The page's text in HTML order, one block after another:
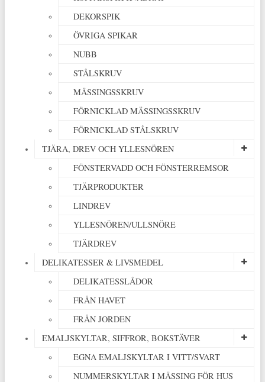
DEKORSPIK
ÖVRIGA SPIKAR
NUBB
STÅLSKRUV
MÄSSINGSSKRUV
FÖRNICKLAD MÄSSINGSSKRUV
FÖRNICKLAD STÅLSKRUV
TJÄRA, DREV OCH YLLESNÖREN
FÖNSTERVADD OCH FÖNSTERREMSOR
TJÄRPRODUKTER
LINDREV
YLLESNÖREN/ULLSNÖRE
TJÄRDREV
DELIKATESSER & LIVSMEDEL
DELIKATESSLÅDOR
FRÅN HAVET
FRÅN JORDEN
EMALJSKYLTAR, SIFFROR, BOKSTÄVER
EGNA EMALJSKYLTAR I VITT/SVART
NUMMERSKYLTAR I MÄSSING FÖR HUS